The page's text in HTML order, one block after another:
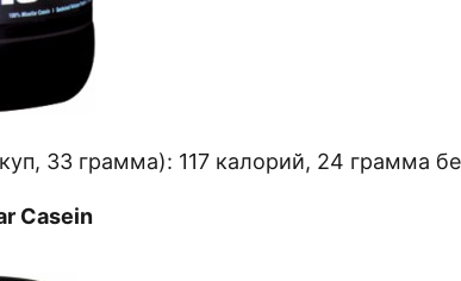
33 грамма): 117 калорий, 24 грамма
Casein